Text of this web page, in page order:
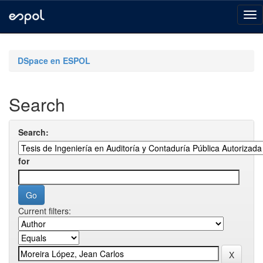
navigationDSpace en ESPOL
Search
Search:
for
Current filters: